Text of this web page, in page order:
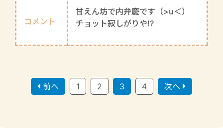
コメント
甘えん坊で内弁慶です（>u＜）
チョット寂しがりや!?
前へ 1 2 3 4 次へ